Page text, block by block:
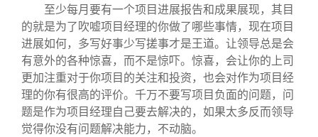
至少每月要有一个项目进展报告和成果展现，其目
的就是为了吹嘘项目经理的你做了哪些事情，现在项目
进展如何，多写好事少写搓事才是王道。让领导总是会
有意外的各种惊喜，而不是惊吓。惊喜，会让你的上司
更加注重对于你项目的关注和投资，也会对作为项目经
理的你有很高的评价。千万不要写项目负面的问题，问
题是作为项目经理自己要去解决的，如果太多反而领导
觉得你没有问题解决能力，不动脑。